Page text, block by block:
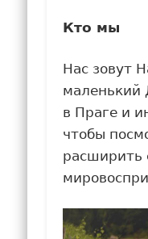
Кто мы
Нас зовут
в Праге и
чтобы
расширить